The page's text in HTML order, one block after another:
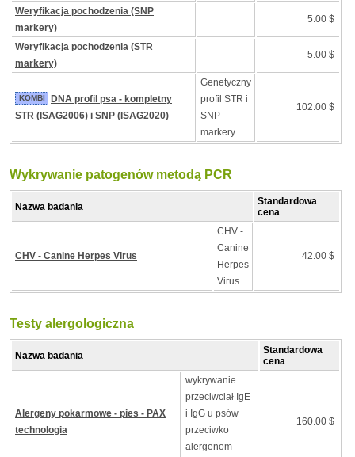
Weryfikacja pochodzenia (SNP
markery)
5.00 $
Weryfikacja pochodzenia (STR
markery)
5.00 $
KOMBI
DNA profil psa - kompletny
STR (ISAG2006) i SNP (ISAG2020)
Genetyczny
profil STR i
SNP
markery
102.00 $
Wykrywanie patogenów metodą PCR
Nazwa badania
Standardowa
cena
CHV - Canine Herpes Virus
CHV -
Canine
Herpes
Virus
42.00 $
Testy alergologiczna
Nazwa badania
Standardowa
cena
Alergeny pokarmowe - pies - PAX
technologia
wykrywanie
przeciwciał IgE
i IgG u psów
przeciwko
alergenom
160.00 $